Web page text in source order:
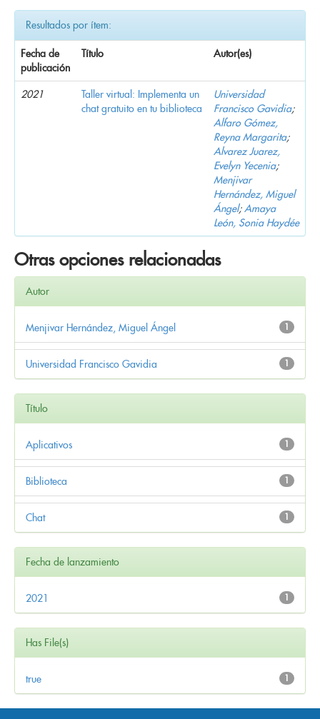
Resultados por ítem:
Fecha de
publicación
Título Autor(es)
2021
Taller virtual: Implementa un
chat gratuito en tu biblioteca
Universidad
Francisco Gavidia;
Alfaro Gómez,
Reyna Margarita;
Alvarez Juarez,
Evelyn Yecenia;
Menjivar
Hernández, Miguel
Ángel; Amaya
León, Sonia Haydée
Otras opciones relacionadas
Autor
1
Menjivar Hernández, Miguel Ángel
1
Universidad Francisco Gavidia
Título
1
Aplicativos
1
Biblioteca
1
Chat
Fecha de lanzamiento
1
2021
Has File(s)
1
true